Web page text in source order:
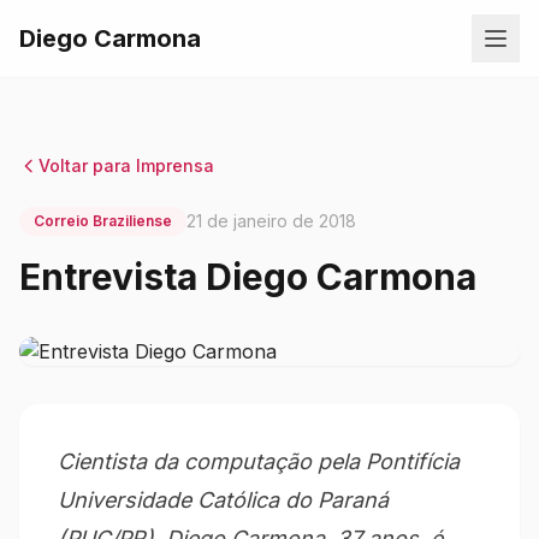
Diego Carmona
Voltar para Imprensa
Correio Braziliense 21 de janeiro de 2018
Entrevista Diego Carmona
Cientista da computação pela Pontifícia
Universidade Católica do Paraná